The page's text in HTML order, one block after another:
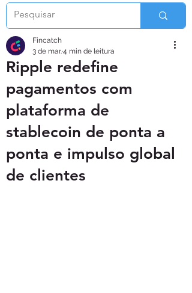
Ripple redefine
pagamentos com
plataforma de
stablecoin de ponta a
ponta e impulso global
de clientes
Fincatch
3 de mar.4 min de leitura